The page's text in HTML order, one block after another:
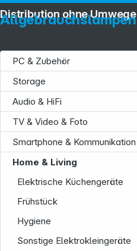
Allgebrauchslampen
PC & Zubehör
Storage
Audio & HiFi
TV & Video & Foto
Smartphone & Kommunikation
Home & Living
Elektrische Küchengeräte
Frühstück
Hygiene
Sonstige Elektrokleingeräte
Distribution ohne Umwege